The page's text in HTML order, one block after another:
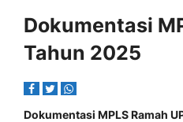
Dokumentasi
Tahun 2025
Dokumentasi MPLS Ramah